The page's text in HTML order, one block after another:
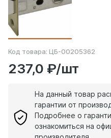
Код товара: ЦБ-00205362
237,0 ₽/шт
На данный товар
гарантии от
Подробнее о
ознакомиться на